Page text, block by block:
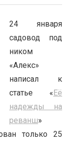
24 января
садовод под
ником
«Алекс»
написал к
статье «Её
надежды на
реванш»
только 25